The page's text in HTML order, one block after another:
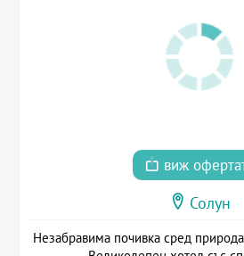
виж
Солун
Незабравима почивка сред